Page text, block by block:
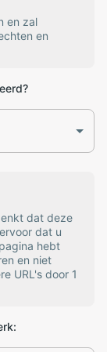
en zal
en
dat deze
dat u
hebt
en niet
URL's door 1